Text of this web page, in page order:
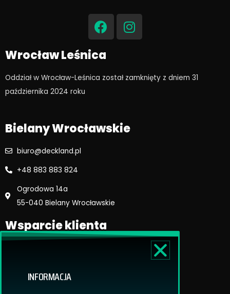
F
a
c
e
b
o
I
n
s
g
Wrocław Leśnica
Oddział w Wrocław-Leśnica został zamknięty z dniem 31
października 2024 roku​
Bielany Wrocławskie
biuro@deckland.pl
+48 883 883 824
Ogrodowa 14a
55-040 Bielany Wrocławskie
Wsparcie klienta
Dostawa i płatność
INFORMACJA